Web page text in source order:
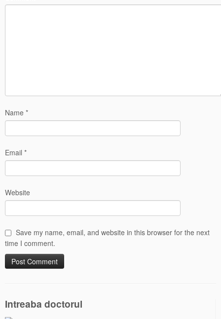
Name *
Email *
Website
Save my name, email, and website in this browser for the next
time I comment.
Intreaba doctorul